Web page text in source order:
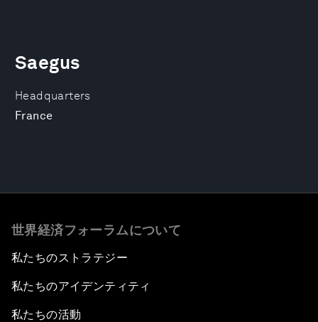
Headquarters
France
Saegus
世界経済フォーラムについて
私たちのストラテジー
私たちのアイデンティティ
私たちの活動